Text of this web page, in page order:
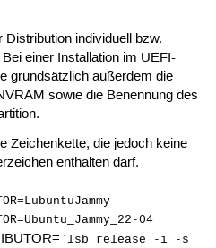
individuell bzw.
einer Installation im UEFI-
grundsätzlich außerdem die
sowie die Benennung des
Zeichenkette, die jedoch keine
enthalten darf.
04
`lsb_release -i -s